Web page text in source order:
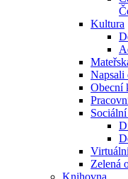
Kultura
Napsali
Obecní
Zelená
Knihovna